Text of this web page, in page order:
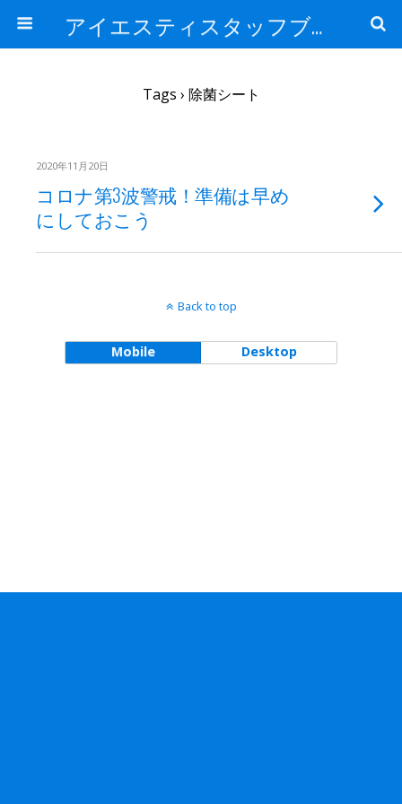
アイエスティスタッフブログ
Tags › 除菌シート
2020年11月20日
コロナ第3波警戒！準備は早め
にしておこう
Back to top
Mobile Desktop